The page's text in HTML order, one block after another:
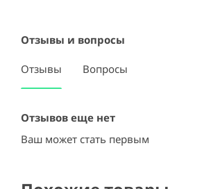
Отзывы и вопросы
Отзывы Вопросы
Отзывов еще нет
Ваш может стать первым